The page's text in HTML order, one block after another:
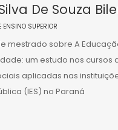
De Souza
ENSINO SUPERIOR
mestrado sobre A
um estudo nos cursos
aplicadas nas
(IES) no Paraná